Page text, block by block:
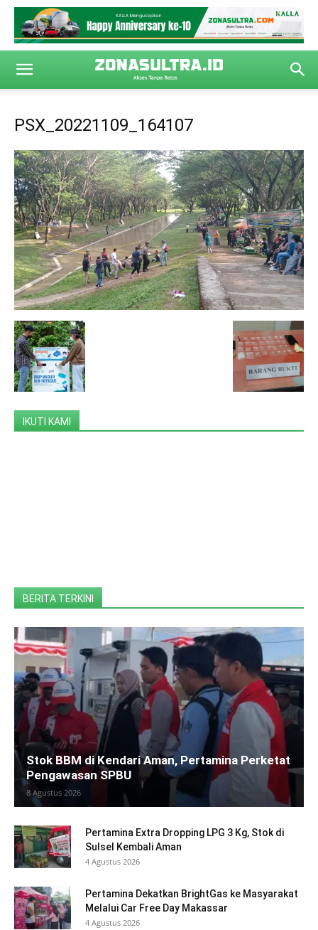
PSX_20221109_164107
IKUTI KAMI
BERITA TERKINI
Stok BBM di Kendari Aman, Pertamina Perketat
Pengawasan SPBU
8 Agustus 2026
Pertamina Extra Dropping LPG 3 Kg, Stok di
Sulsel Kembali Aman
4 Agustus 2026
Pertamina Dekatkan BrightGas ke Masyarakat
Melalui Car Free Day Makassar
4 Agustus 2026